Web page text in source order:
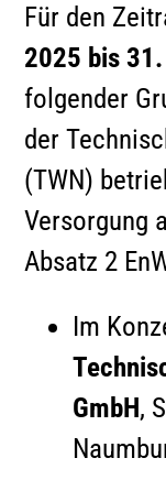
Für den
2025 bis
folgender
der
(TWN)
Versorgung
Absatz 2
Im
GmbH,
Verträge
Lastprofil